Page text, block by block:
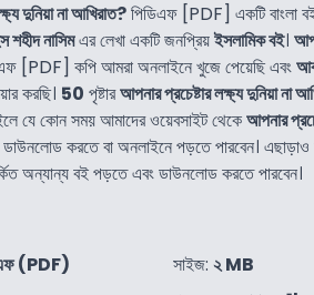
দুনিয়া না আখিরাত?পিডিএফ [PDF] একটি বাংলা
নাসিমএর লেখা একটি জনপ্রিয়ইসলামিক বই।
[PDF] কপি আমরা অনলাইনে খুজে পেয়েছি এবং
করছি। 50 পৃষ্টারআপনার প্রচেষ্টার লক্ষ্য দুনিয়া না
যে কোন সময় আমাদের ওয়েবসাইট থেকেআপনার
করতে বা অনলাইনে পড়তে পারবেন।
অন্যান্য বই পড়তে এবং ডাউনলোড করতে পারবেন।
(PDF)
সাইজ: ২ MB